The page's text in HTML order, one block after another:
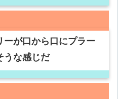
ーが口から口にプラー
うな感じだ